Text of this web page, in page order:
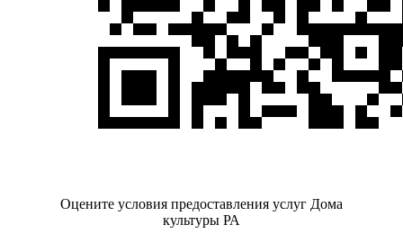
Оцените условия предоставления услуг Дома
культуры РА